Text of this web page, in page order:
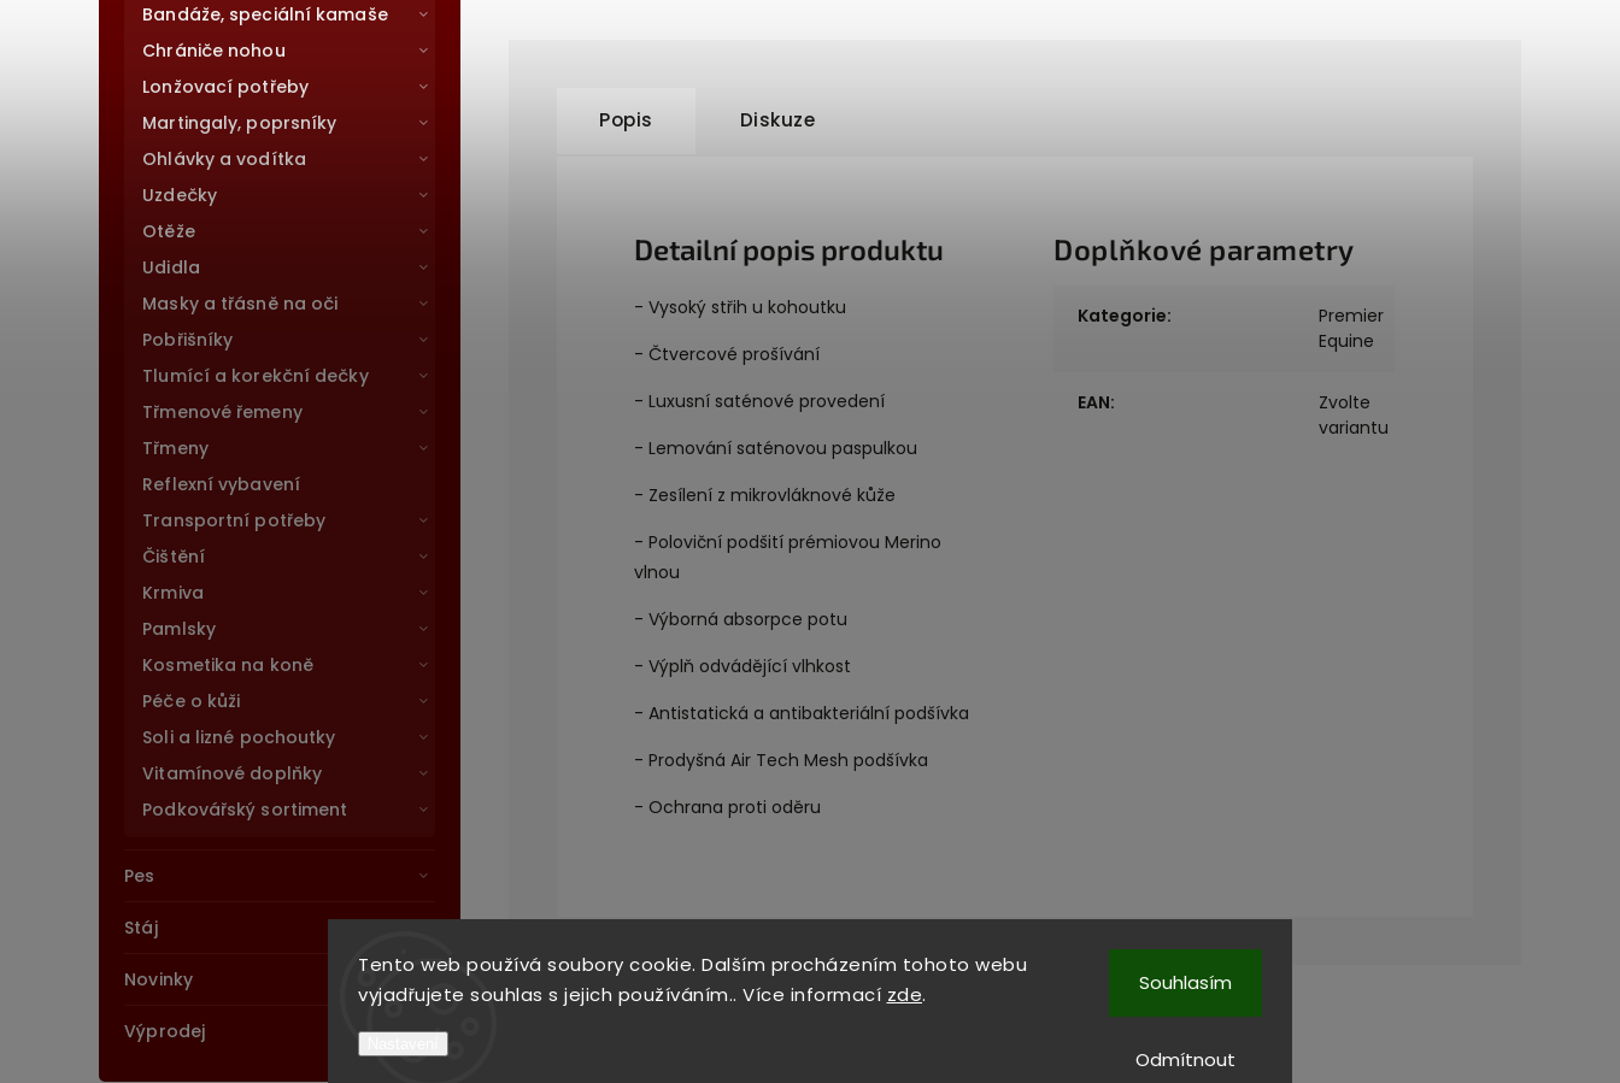
Tento web používá soubory cookie. Dalším procházením tohoto webu
vyjadřujete souhlas s jejich používáním.. Více informací zde.
Odmítnout
Souhlasím
Bandáže, speciální kamaše
Chrániče nohou
Lonžovací potřeby
Martingaly, poprsníky
Ohlávky a vodítka
Uzdečky
Otěže
Udidla
Masky a třásně na oči
Pobřišníky
Tlumící a korekční dečky
Třmenové řemeny
Třmeny
Reflexní vybavení
Transportní potřeby
Čištění
Krmiva
Pamlsky
Kosmetika na koně
Péče o kůži
Soli a lizné pochoutky
Vitamínové doplňky
Podkovářský sortiment
Pes
Stáj
Novinky
Výprodej
Popis Diskuze
Detailní popis produktu
- Vysoký střih u kohoutku
- Čtvercové prošívání
- Luxusní saténové provedení
- Lemování saténovou paspulkou
- Zesílení z mikrovláknové kůže
- Poloviční podšití prémiovou Merino
vlnou
- Výborná absorpce potu
- Výplň odvádějící vlhkost
- Antistatická a antibakteriální podšívka
- Prodyšná Air Tech Mesh podšívka
- Ochrana proti oděru
Doplňkové parametry
Kategorie:
Premier
Equine
EAN:
Zvolte
variantu